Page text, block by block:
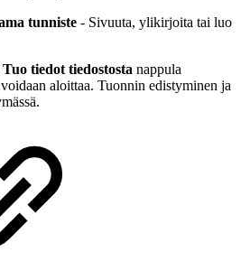
tunniste - Sivuuta, ylikirjoita tai luo
Tuo tiedot tiedostosta nappula
aloittaa. Tuonnin edistyminen ja